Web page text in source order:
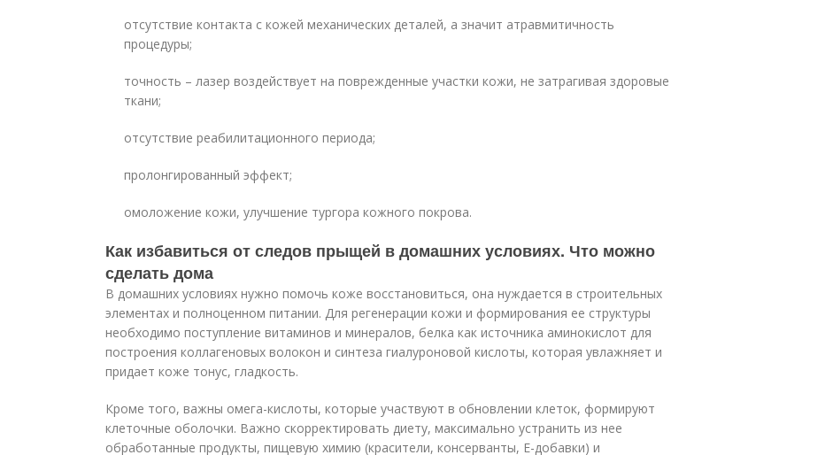
отсутствие контакта с кожей механических деталей, а значит атравмитичность
процедуры;
точность – лазер воздействует на поврежденные участки кожи, не затрагивая здоровые
ткани;
отсутствие реабилитационного периода;
пролонгированный эффект;
омоложение кожи, улучшение тургора кожного покрова.
Как избавиться от следов прыщей в домашних условиях. Что можно
сделать дома
В домашних условиях нужно помочь коже восстановиться, она нуждается в строительных
элементах и полноценном питании. Для регенерации кожи и формирования ее структуры
необходимо поступление витаминов и минералов, белка как источника аминокислот для
построения коллагеновых волокон и синтеза гиалуроновой кислоты, которая увлажняет и
придает коже тонус, гладкость.
Кроме того, важны омега-кислоты, которые участвуют в обновлении клеток, формируют
клеточные оболочки. Важно скорректировать диету, максимально устранить из нее
обработанные продукты, пищевую химию (красители, консерванты, Е-добавки) и